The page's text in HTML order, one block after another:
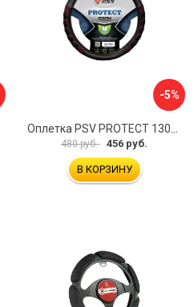
-5%
480 руб. 456 руб.
В КОРЗИНУ